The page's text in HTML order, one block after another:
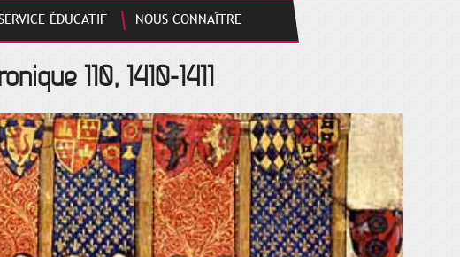
ÉDUCATIF NOUS CONNAÎTRE
110, 1410-1411